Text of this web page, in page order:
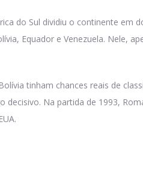
do Sul dividiu o continente em
Equador e Venezuela. Nele,
tinham chances reais de
decisivo. Na partida de 1993,